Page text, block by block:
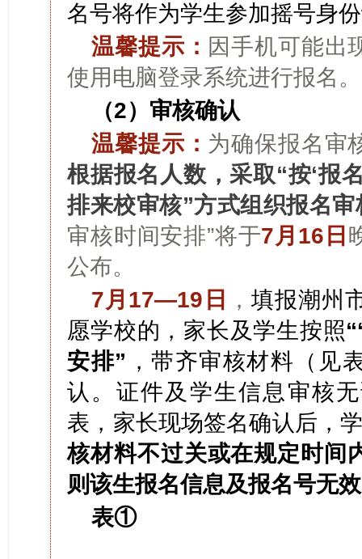
名号将作为学生参加摇号身
温馨提示： 因手机可能出
使用电脑登录系统进行报名。
（2）审核确认
温馨提示： 为确保报名审
根据报名人数，采取“按‘报
排来校审核”方式组织报名审
审核时间安排”将于7月16日
公布。
7月17—19日
， 填报潮州
愿学校的，家长及学生按照
安排” ，带齐审核材料（见
认。证件及学生信息审核
表，家长现场签名确认后，
核材料不过关或在规定时间
则该生报名信息及报名号无
表①